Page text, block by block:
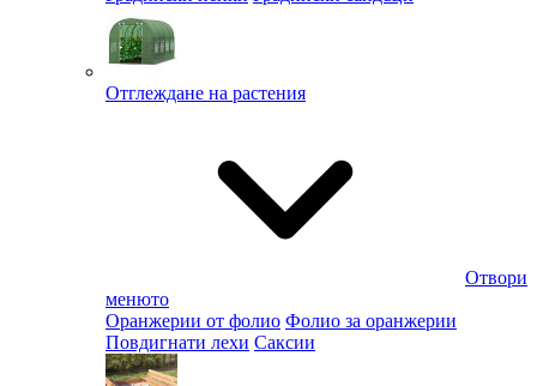
Отглеждане на растения
Отвори
менюто
Оранжерии от фолио Фолио за оранжерии
Повдигнати лехи Саксии